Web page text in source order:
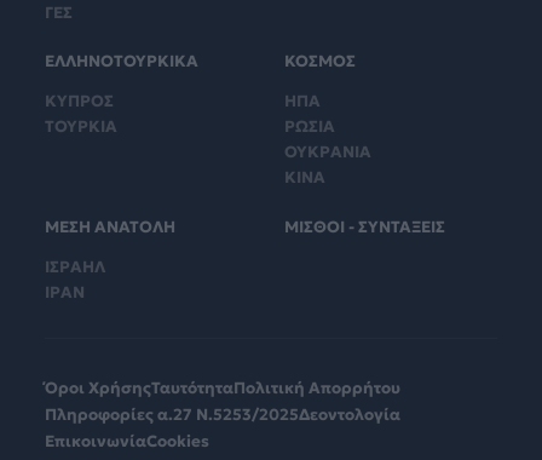
ΓΕΣ
ΕΛΛΗΝΟΤΟΥΡΚΙΚΑ
ΚΥΠΡΟΣ
ΤΟΥΡΚΙΑ
ΚΟΣΜΟΣ
ΗΠΑ
ΡΩΣΙΑ
ΟΥΚΡΑΝΙΑ
ΚΙΝΑ
ΜΕΣΗ ΑΝΑΤΟΛΗ
ΙΣΡΑΗΛ
ΙΡΑΝ
ΜΙΣΘΟΙ - ΣΥΝΤΑΞΕΙΣ
Όροι ΧρήσηςΤαυτότηταΠολιτική Απορρήτου
Πληροφορίες α.27 Ν.5253/2025Δεοντολογία
ΕπικοινωνίαCookies